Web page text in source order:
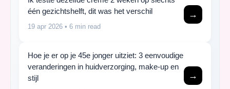
één gezichtshelft, dit was het verschil
19 apr 2026 • 6 min read
→
Hoe je er op je 45e jonger uitziet: 3 eenvoudige
veranderingen in huidverzorging, make-up en
stijl
→